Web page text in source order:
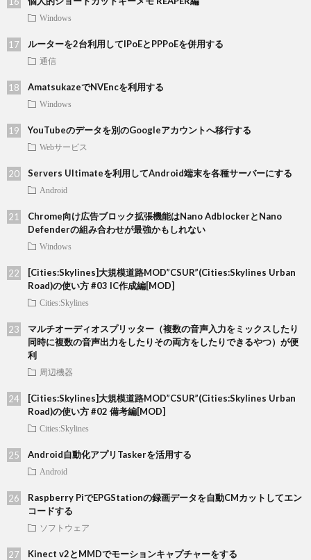
Windows
ルーターを2台利用してIPoEとPPPoEを併用する
通信
AmatsukazeでNVEncを利用する
Windows
YouTubeのデータを別のGoogleアカウントへ移行する
Webサービス
Servers Ultimateを利用してAndroid端末を各種サーバーにする
Android
Chrome向け広告ブロック拡張機能はNano AdblockerとNano
Defenderの組み合わせが最強かもしれない
Windows
[Cities:Skylines]大規模道路MOD”CSUR”(Cities:Skylines Urban
Road)の使い方 #03 IC作成編[MOD]
Cities:Skylines
マルチオーディオスプリッター（複数の音声入力をミックスしたり
同時に複数の音声出力をしたりその両方をしたりできるやつ）が便
利
周辺機器
[Cities:Skylines]大規模道路MOD”CSUR”(Cities:Skylines Urban
Road)の使い方 #02 備考編[MOD]
Cities:Skylines
Android自動化アプリTaskerを活用する
Android
Raspberry PiでEPGStationの録画データを自動CMカットしてエン
コードする
ソフトウェア
Kinect v2とMMDでモーションキャプチャーをする